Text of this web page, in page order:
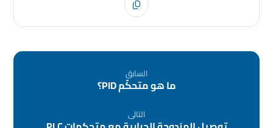
السابق
ما هو متحكّم PID؟
التالى